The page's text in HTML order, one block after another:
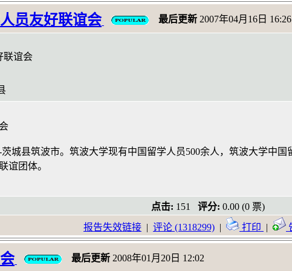
员友好联谊会 最后更新 2007年04月16日 16:26
联谊会
城县筑波市。筑波大学现有中国留学人员500余人，筑波大学中
谊团体。
点击: 151 评分: 0.00 (0 票)
报告失效链接 | 评论 (1318299) | 打印 |
最后更新 2008年01月20日 12:02